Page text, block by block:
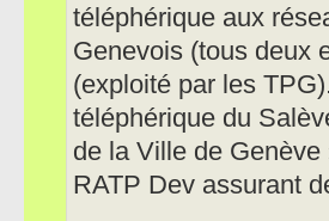
téléphérique aux
Genevois (tous deux
(exploité par les
téléphérique du
de la Ville de
RATP Dev assurant